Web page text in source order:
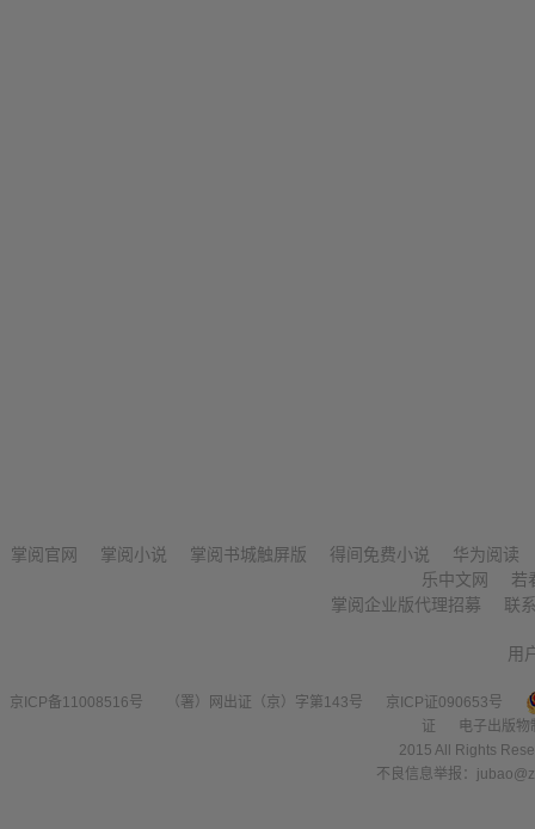
掌阅官网 掌阅小说 掌阅书城触屏版 得间免费小说
华为阅读
乐中文网
若
掌阅企业版代理招募
联
用
京ICP备11008516号 （署）网出证（京）字第143号
京ICP证090653号
证
电子出版
2015 All Rights
不良信息举报：